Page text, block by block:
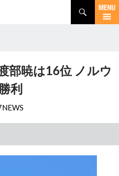
部暁は16位 ノルウ
利